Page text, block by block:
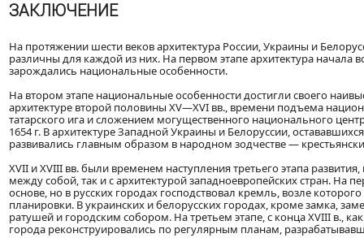
ЗАКЛЮЧЕНИЕ
На протяжении шести веков архитектура России, Украины и
различны для каждой из них. На первом этапе архитектура начала
зарождались национальные особенности.
На втором этапе национальные особенности достигли своего
архитектуре второй половины XV—XVI вв., времени подъема
татарского ига и сложением могущественного национального
1654 г. В архитектуре Западной Украины и Белоруссии,
развивались главным образом в народном зодчестве —
XVII и XVIII вв. были временем наступления третьего этапа
между собой, так и с архитектурой западноевропейских стран. На
основе, но в русских городах господствовал кремль, возле
планировки. В украинских и белорусских городах, кроме замка,
ратушей и городским собором. На третьем этапе, с конца XVIII в.,
города реконструировались по регулярным планам,